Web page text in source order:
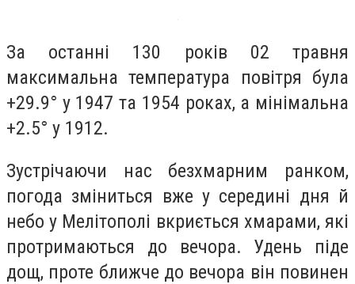
За останні 130 років 02 травня
максимальна температура повітря була
+29.9° у 1947 та 1954 роках, а мінімальна
+2.5° у 1912.
Зустрічаючи нас безхмарним ранком,
погода зміниться вже у середині дня й
небо у Мелітополі вкриється хмарами, які
протримаються до вечора. Удень піде
дощ, проте ближче до вечора він повинен